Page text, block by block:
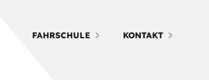
FAHRSCHULE KONTAKT